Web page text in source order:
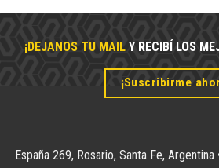
¡DEJANOS TU MAILY RECIBÍ LOS
¡Suscribirme
España 269, Rosario, Santa Fe, Argentina